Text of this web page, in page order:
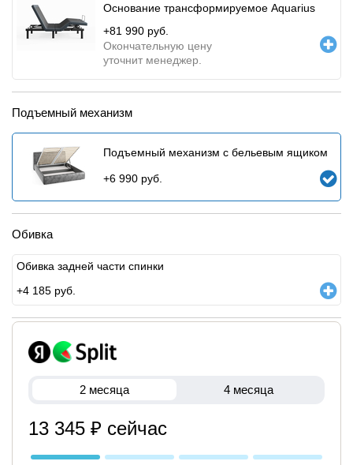
Основание трансформируемое Aquarius
+81 990 руб.
Окончательную цену
уточнит менеджер.
Подъемный механизм
Подъемный механизм с бельевым ящиком
+6 990 руб.
Обивка
Обивка задней части спинки
+4 185 руб.
2 месяца 4 месяца
13 345 ₽ сейчас